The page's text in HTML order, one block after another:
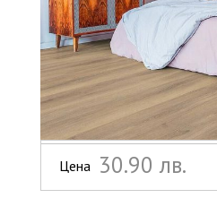
Цена 30.90 лв.